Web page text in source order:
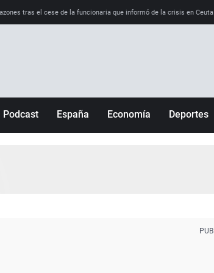
tras el cese de la funcionaria que informó de la crisis en Ceuta
Podcast España Economía Deportes